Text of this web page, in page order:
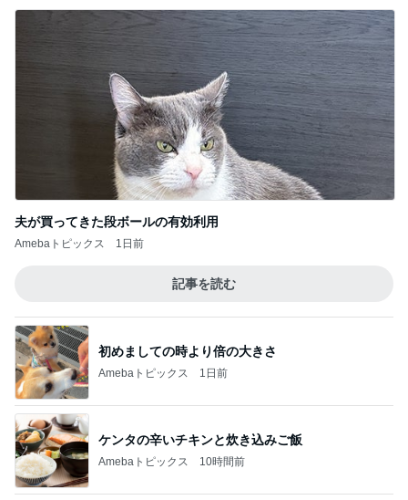
夫が買ってきた段ボールの有効利用
Amebaトピックス 1日前
記事を読む
初めましての時より倍の大きさ
Amebaトピックス 1日前
ケンタの辛いチキンと炊き込みご飯
Amebaトピックス 10時間前